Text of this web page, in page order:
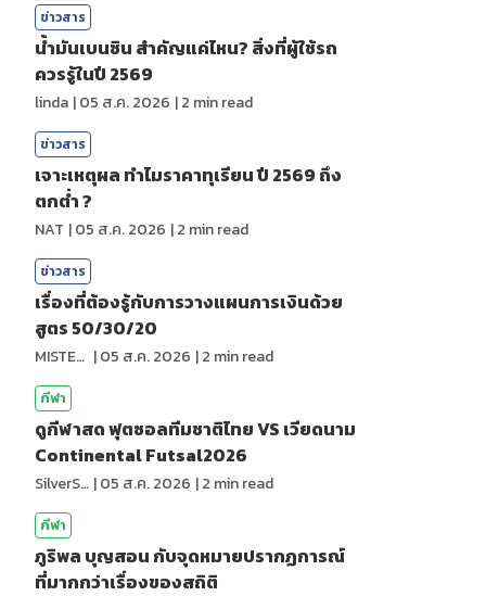
ข่าวสาร
น้ำมันเบนซิน สำคัญแค่ไหน? สิ่งที่ผู้ใช้รถ
ควรรู้ในปี 2569
linda |05 ส.ค. 2026 |2 min read
ข่าวสาร
เจาะเหตุผล ทำไมราคาทุเรียน ปี 2569 ถึง
ตกต่ำ ?
NAT |05 ส.ค. 2026 |2 min read
ข่าวสาร
เรื่องที่ต้องรู้กับการวางแผนการเงินด้วย
สูตร 50/30/20
MISTER1997 |05 ส.ค. 2026 |2 min read
กีฬา
ดูกีฬาสด ฟุตซอลทีมชาติไทย VS เวียดนาม
Continental Futsal2026
SilverShark |05 ส.ค. 2026 |2 min read
กีฬา
ภูริพล บุญสอน กับจุดหมายปรากฏการณ์
ที่มากกว่าเรื่องของสถิติ